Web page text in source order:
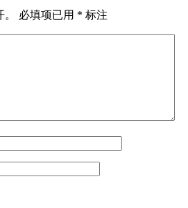
必填项已用 * 标注